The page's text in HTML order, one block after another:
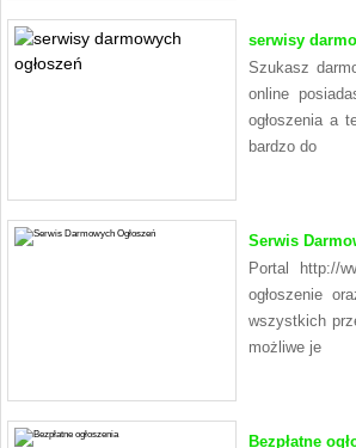
serwisy
Szukasz
online
ogłoszenia a
bardzo do
Serwis
Portal http://
ogłoszenie
wszystkich
możliwe je
Bezpłatne